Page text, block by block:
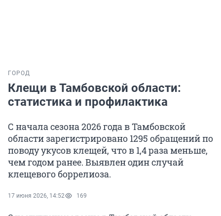
ГОРОД
Клещи в Тамбовской области:
статистика и профилактика
С начала сезона 2026 года в Тамбовской
области зарегистрировано 1295 обращений по
поводу укусов клещей, что в 1,4 раза меньше,
чем годом ранее. Выявлен один случай
клещевого боррелиоза.
17 июня 2026, 14:52 169